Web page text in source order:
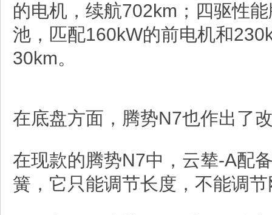
的电机，续航702km；四驱性
池，匹配160kW的前电机和
30km。
在底盘方面，腾势N7也作出了
在现款的腾势N7中，云辇-A配
簧，它只能调节长度，不能调